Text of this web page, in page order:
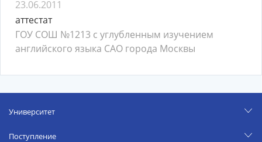
23.06.2011
аттестат
ГОУ СОШ №1213 с углубленным изучением
английского языка САО города Москвы
Университет
Поступление